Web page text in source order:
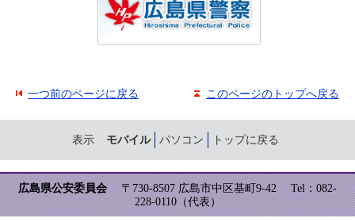
一つ前のページに戻る このページのトップへ戻る
表示 モバイル パソコン トップに戻る
広島県公安委員会 〒730-8507 広島市中区基町9-42
Tel：082-
228-0110（代表）